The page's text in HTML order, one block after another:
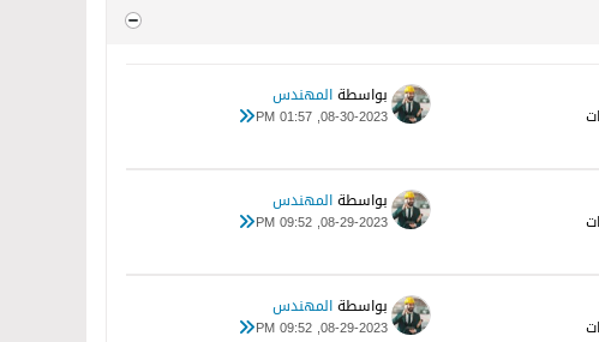
بواسطةالمهندس
08-30-2023, 01:57 PM
بواسطةالمهندس
08-29-2023, 09:52 PM
بواسطةالمهندس
08-29-2023, 09:52 PM